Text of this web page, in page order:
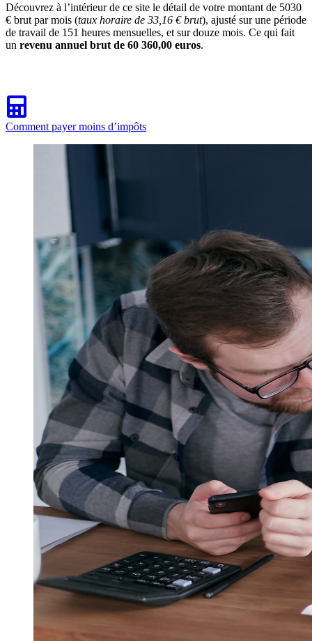
Découvrez à l’intérieur de ce site le détail de votre montant de 5030
€ brut par mois (taux horaire de 33,16 € brut), ajusté sur une période
de travail de 151 heures mensuelles, et sur douze mois. Ce qui fait
un revenu annuel brut de 60 360,00 euros.
Comment payer moins d’impôts